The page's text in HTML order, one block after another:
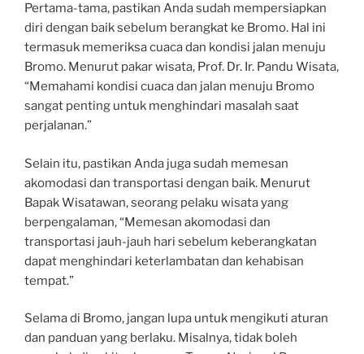
Pertama-tama, pastikan Anda sudah mempersiapkan
diri dengan baik sebelum berangkat ke Bromo. Hal ini
termasuk memeriksa cuaca dan kondisi jalan menuju
Bromo. Menurut pakar wisata, Prof. Dr. Ir. Pandu Wisata,
“Memahami kondisi cuaca dan jalan menuju Bromo
sangat penting untuk menghindari masalah saat
perjalanan.”
Selain itu, pastikan Anda juga sudah memesan
akomodasi dan transportasi dengan baik. Menurut
Bapak Wisatawan, seorang pelaku wisata yang
berpengalaman, “Memesan akomodasi dan
transportasi jauh-jauh hari sebelum keberangkatan
dapat menghindari keterlambatan dan kehabisan
tempat.”
Selama di Bromo, jangan lupa untuk mengikuti aturan
dan panduan yang berlaku. Misalnya, tidak boleh